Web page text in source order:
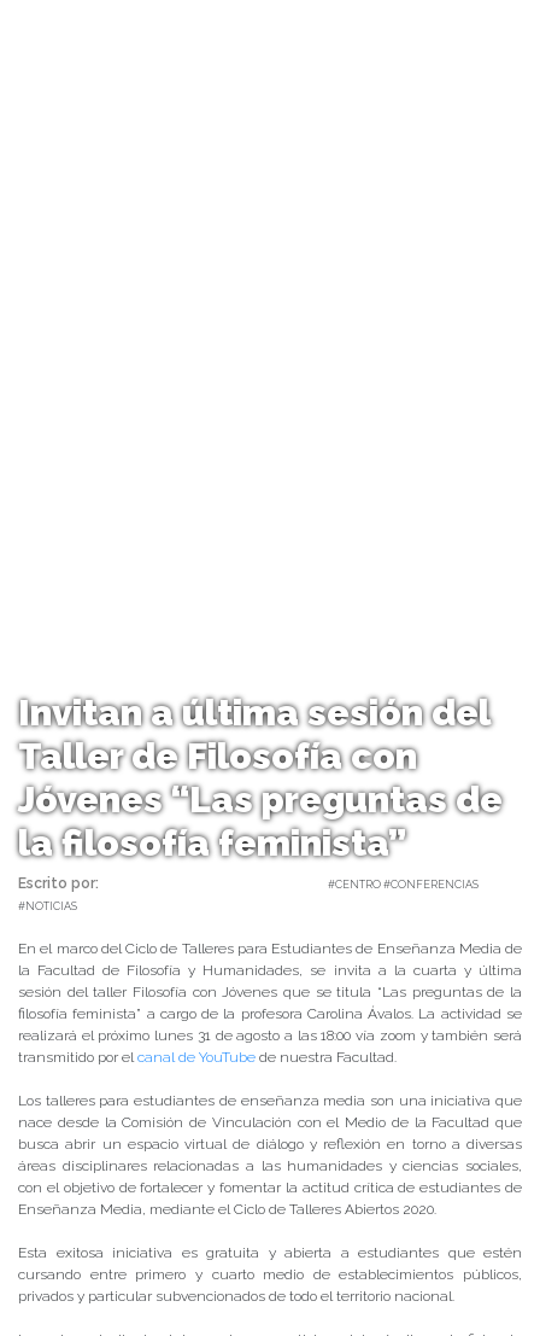
Invitan a última sesión del
Taller de Filosofía con
Jóvenes “Las preguntas de
la filosofía feminista”
Escrito por:
#CENTRO #CONFERENCIAS
#NOTICIAS
En el marco del Ciclo de Talleres para Estudiantes de Enseñanza Media de
la Facultad de Filosofía y Humanidades, se invita a la cuarta y última
sesión del taller Filosofía con Jóvenes que se titula “Las preguntas de la
filosofía feminista” a cargo de la profesora Carolina Ávalos. La actividad se
realizará el próximo lunes 31 de agosto a las 18:00 vía zoom y también será
transmitido por elcanal de YouTube de nuestra Facultad.
Los talleres para estudiantes de enseñanza media son una iniciativa que
nace desde la Comisión de Vinculación con el Medio de la Facultad que
busca abrir un espacio virtual de diálogo y reflexión en torno a diversas
áreas disciplinares relacionadas a las humanidades y ciencias sociales,
con el objetivo de fortalecer y fomentar la actitud crítica de estudiantes de
Enseñanza Media, mediante el Ciclo de Talleres Abiertos 2020.
Esta exitosa iniciativa es gratuita y abierta a estudiantes que estén
cursando entre primero y cuarto medio de establecimientos públicos,
privados y particular subvencionados de todo el territorio nacional.